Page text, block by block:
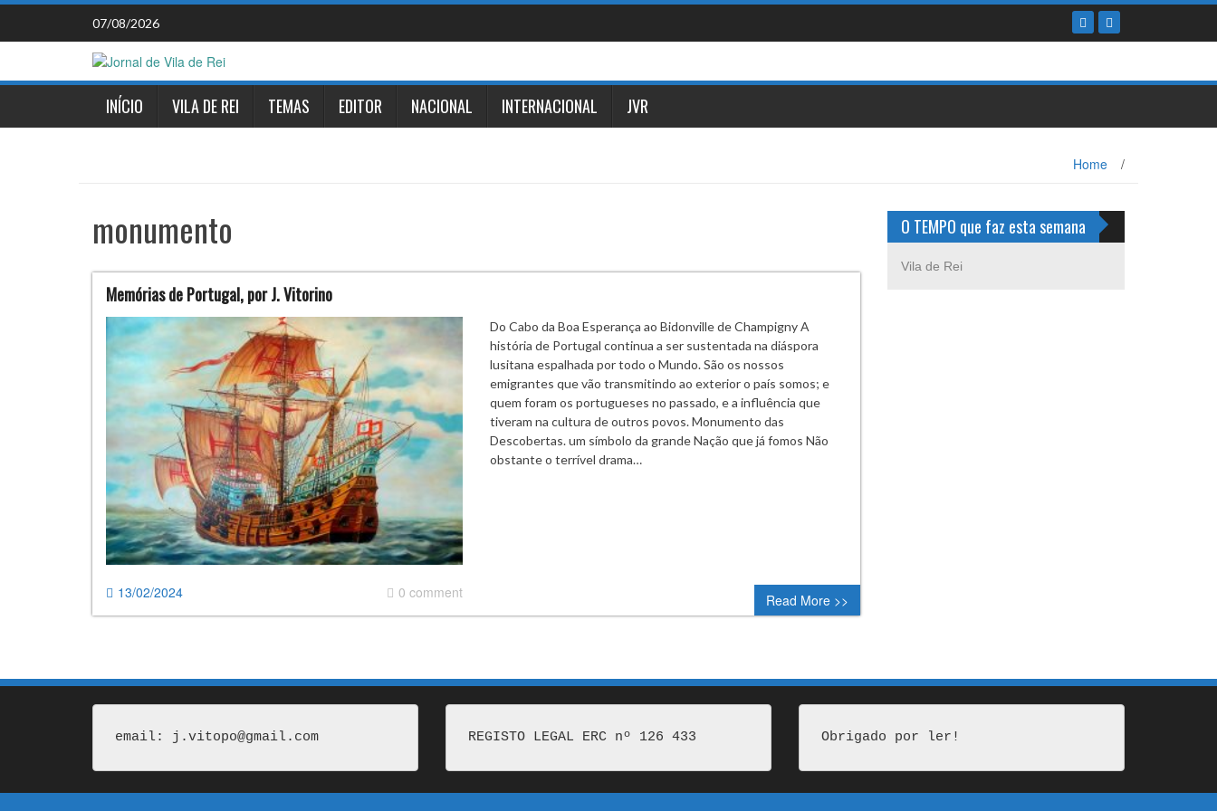
Skip
content
07/08/2026
INÍCIO VILA DE REI TEMAS EDITOR NACIONAL INTERNACIONAL JVR
Home /
monumento
Memórias de Portugal, por J. Vitorino
13/02/2024 0 comment
Do Cabo da Boa Esperança ao Bidonville de Champigny A
história de Portugal continua a ser sustentada na diáspora
lusitana espalhada por todo o Mundo. São os nossos
emigrantes que vão transmitindo ao exterior o país somos; e
quem foram os portugueses no passado, e a influência que
tiveram na cultura de outros povos. Monumento das
Descobertas. um símbolo da grande Nação que já fomos Não
obstante o terrível drama…
Read More >>
O TEMPO que faz esta semana
Vila de Rei
email: j.vitopo@gmail.com REGISTO LEGAL ERC nº 126 433 Obrigado por ler!